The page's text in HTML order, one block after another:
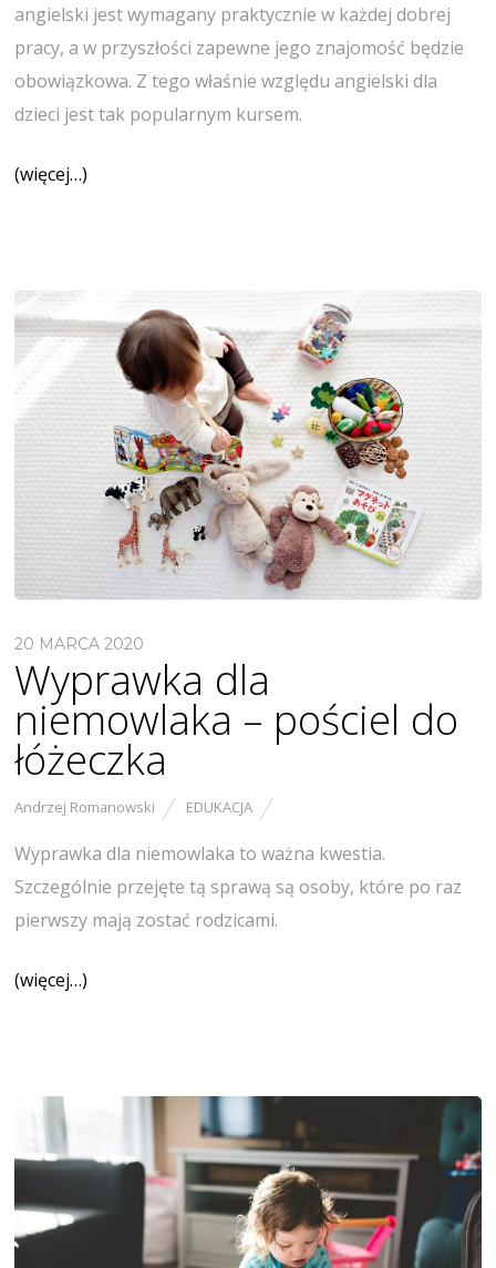
angielski jest wymagany praktycznie w każdej dobrej
pracy, a w przyszłości zapewne jego znajomość będzie
obowiązkowa. Z tego właśnie względu angielski dla
dzieci jest tak popularnym kursem.
(więcej…)
20 MARCA 2020
Wyprawka dla
niemowlaka – pościel do
łóżeczka
Andrzej Romanowski EDUKACJA
Wyprawka dla niemowlaka to ważna kwestia.
Szczególnie przejęte tą sprawą są osoby, które po raz
pierwszy mają zostać rodzicami.
(więcej…)